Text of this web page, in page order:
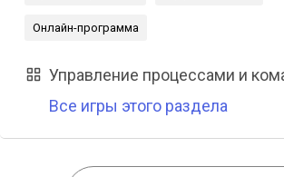
Онлайн-программа
Управление процессами и
Все игры этого раздела